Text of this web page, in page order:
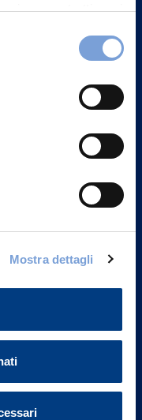
e come trattiamo i
"Informativa
Mostra dettagli